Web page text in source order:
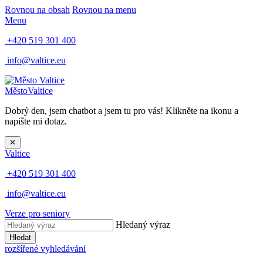
Rovnou na obsah Rovnou na menu
Menu
+420 519 301 400
info@valtice.eu
MěstoValtice
Dobrý den, jsem chatbot a jsem tu pro vás! Klikněte na ikonu a
napište mi dotaz.
✕
Valtice
+420 519 301 400
info@valtice.eu
Verze pro seniory
Hledaný výraz
Hledat
rozšířené vyhledávání